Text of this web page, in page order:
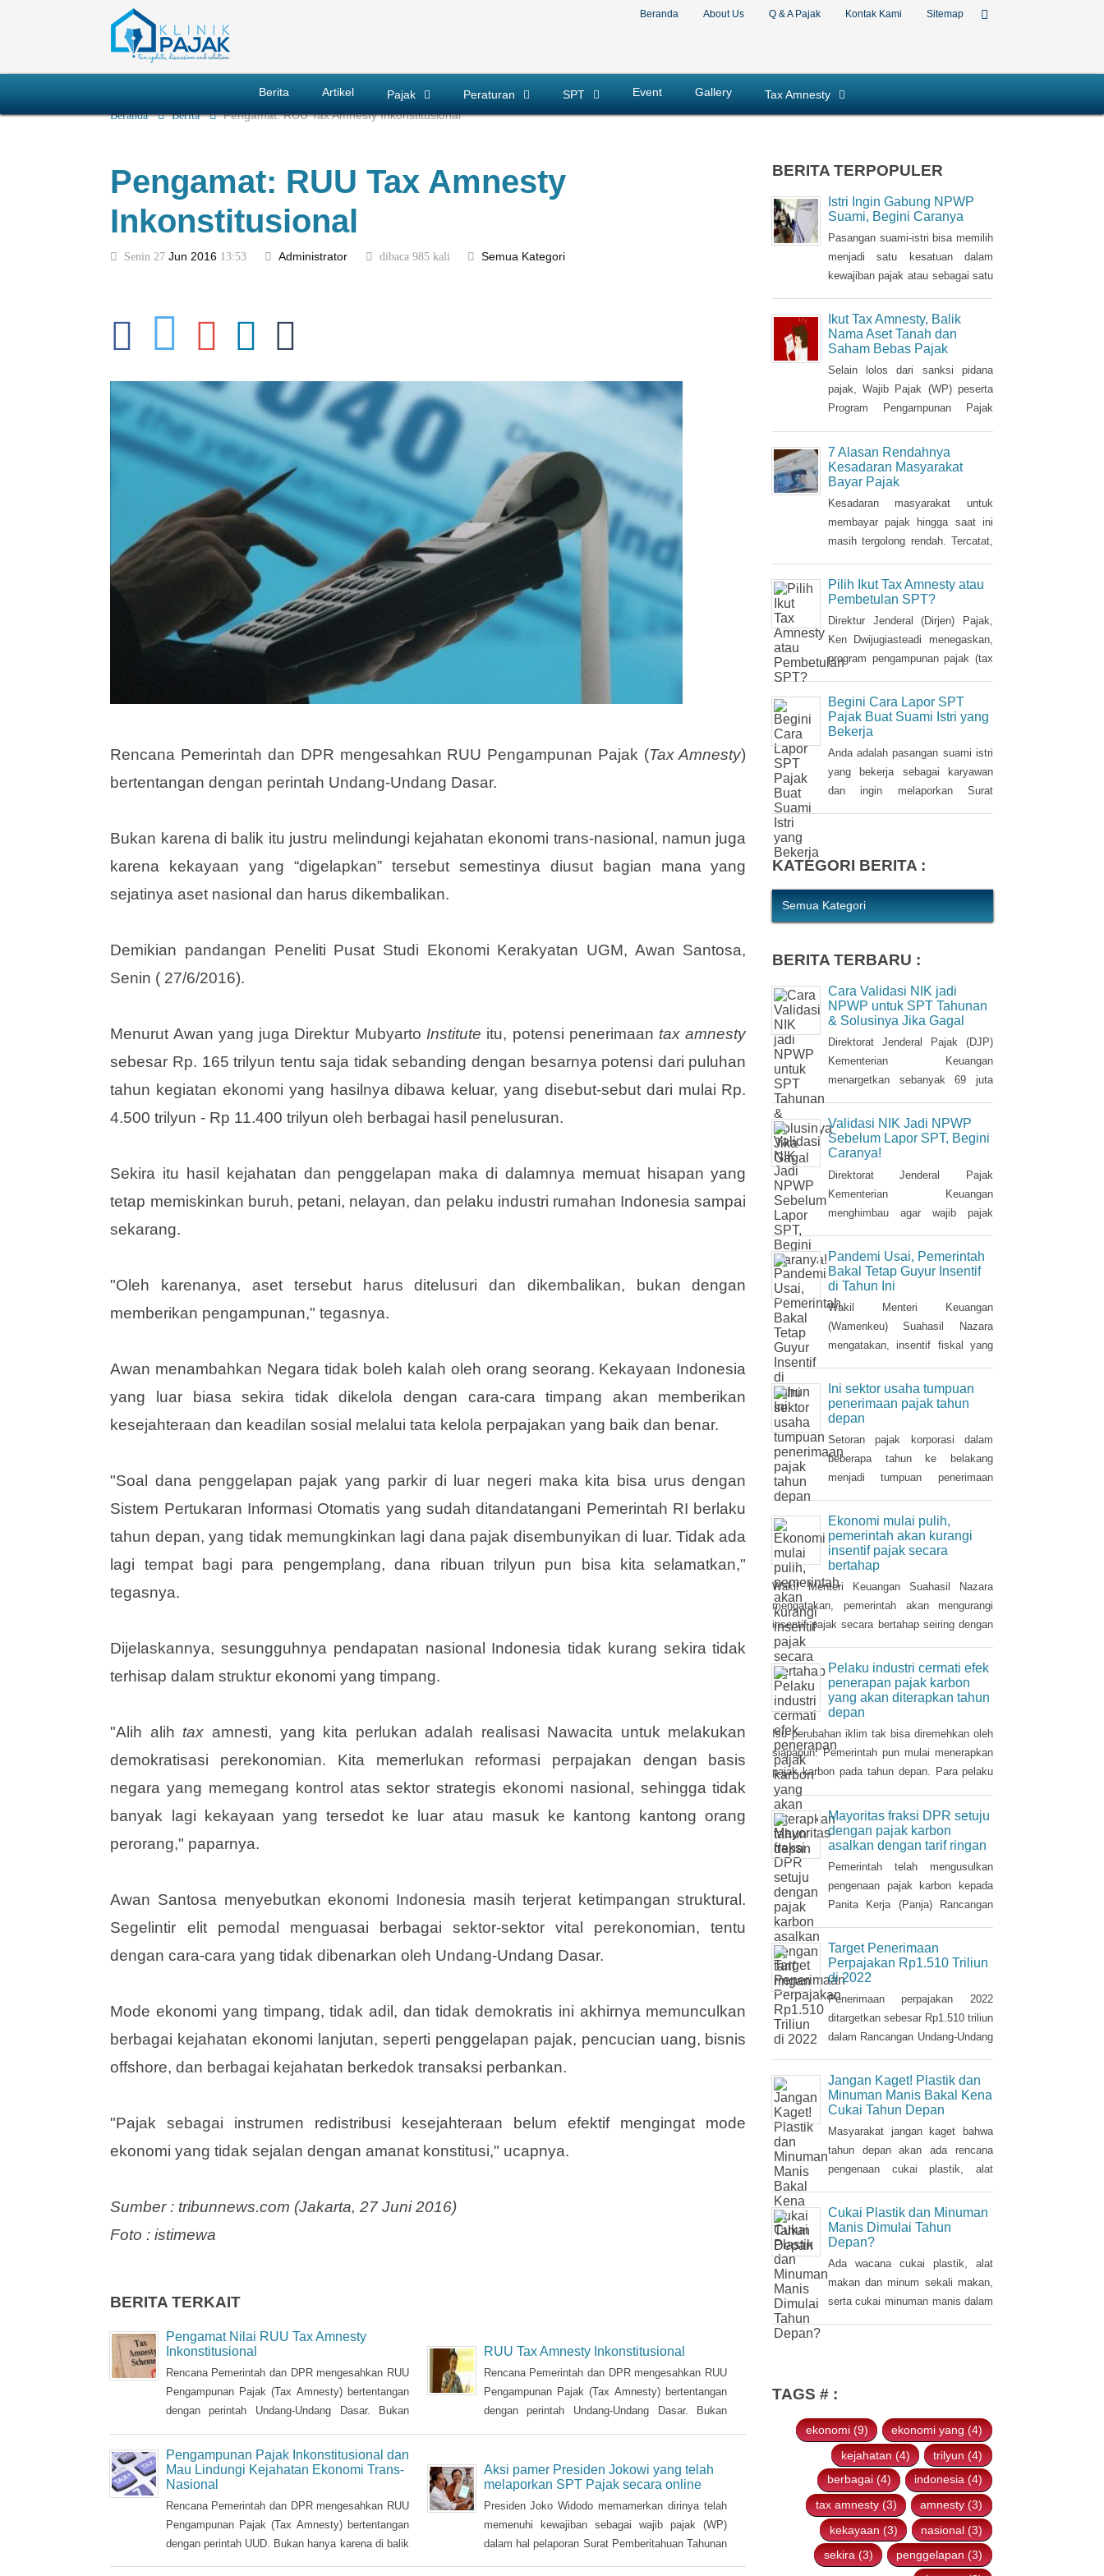
Beranda About Us Q & A Pajak Kontak Kami Sitemap
Berita Artikel Pajak Peraturan SPT Event Gallery Tax Amnesty
Pengamat: RUU Tax Amnesty
Inkonstitusional
bertentangan dengan perintah Undang-Undang Dasar.
Bukan karena di balik itu justru melindungi kejahatan ekonomi trans-nasional, namun juga
sejatinya aset nasional dan harus dikembalikan.
Menurut Awan yang juga Direktur Mubyarto Institute itu, potensi penerimaan
tax amnesty
sebesar Rp. 165 trilyun tentu saja tidak sebanding dengan besarnya potensi dari puluhan
4.500 trilyun - Rp 11.400 trilyun oleh berbagai hasil penelusuran.
Sekira itu hasil kejahatan dan penggelapan maka di dalamnya memuat hisapan yang
sekarang.
memberikan pengampunan," tegasnya.
Awan menambahkan Negara tidak boleh kalah oleh orang seorang. Kekayaan Indonesia
kesejahteraan dan keadilan sosial melalui tata kelola perpajakan yang baik dan benar.
"Soal dana penggelapan pajak yang parkir di luar negeri maka kita bisa urus dengan
Sistem Pertukaran Informasi Otomatis yang sudah ditandatangani Pemerintah RI berlaku
tegasnya.
terhisap dalam struktur ekonomi yang timpang.
amnesti, yang kita perlukan adalah realisasi Nawacita untuk melakukan
demokratisasi perekonomian. Kita memerlukan reformasi perpajakan dengan basis
Awan Santosa menyebutkan ekonomi Indonesia masih terjerat ketimpangan struktural.
dengan cara-cara yang tidak dibenarkan oleh Undang-Undang Dasar.
Mode ekonomi yang timpang, tidak adil, dan tidak demokratis ini akhirnya memunculkan
offshore, dan berbagai kejahatan berkedok transaksi perbankan.
ekonomi yang tidak sejalan dengan amanat konstitusi," ucapnya.
BERITA TERKAIT
Pengamat Nilai RUU Tax Amnesty
Inkonstitusional
Rencana Pemerintah dan DPR mengesahkan RUU
Pengampunan Pajak (Tax Amnesty) bertentangan
dengan perintah Undang-Undang Dasar. Bukan
karena di balik itu justru melindungi kejahatan
kekayaan yang â€œdigelapkanâ€ tersebut
semestinya diusut bagian mana yang sejatinya
aset nasional dan harus dikembalikan.
RUU Tax Amnesty Inkonstitusional
Rencana Pemerintah dan DPR mengesahkan RUU
Pengampunan Pajak (Tax Amnesty) bertentangan
karena di balik itu justru melindungi kejahatan
ekonomi trans-nasional, tetapi juga karena
kekayaan yang "digelapkan" tersebut semestinya
diusut bagian mana yang sejatinya aset nasional
dan harus dikembalikan.
Pengampunan Pajak Inkonstitusional dan
Mau Lindungi Kejahatan Ekonomi Trans-
Nasional
Rencana Pemerintah dan DPR mengesahkan RUU
Pengampunan Pajak (Tax Amnesty) bertentangan
Aksi pamer Presiden Jokowi yang telah
melaporkan SPT Pajak secara online
Presiden Joko Widodo memamerkan dirinya telah
memenuhi kewajiban sebagai wajib pajak (WP)
BERITA TERPOPULER
Istri Ingin Gabung NPWP
Suami, Begini Caranya
Pasangan suami-istri bisa memilih
menjadi satu kesatuan dalam
kewajiban pajak atau sebagai satu
Nomor Pokok Wajib Pajak
(NPWP). Bila sebelumnya istri
sudah memiliki NPWP, maka
harus dihapuskan dan dialihkan ke
suami. Bagaimana caranya?
Ikut Tax Amnesty, Balik
Saham Bebas Pajak
Selain lolos dari sanksi pidana
pajak, Wajib Pajak (WP) peserta
Program Pengampunan Pajak
(Tax Amnesty) akan diberikan
fasilitas pembebasan pajak
penghasilan (PPh) oleh
pemerintah. Insentif ini dapat
diperoleh jika pemohon melakukan
balik nama atas harta berupa
saham dan harta tidak bergerak,
seperti tanah dan bangunan.
7 Alasan Rendahnya
Kesadaran Masyarakat
Bayar Pajak
Kesadaran masyarakat untuk
membayar pajak hingga saat ini
masih tergolong rendah. Tercatat,
hingga saat ini tax ratio Indonesia
hanya mencapai kurang 12
persen, lebih rendah dibandingkan
negara tetangga seperti Singapura
dan Malaysia.
Pilih Ikut Tax Amnesty atau
Pembetulan SPT?
Direktur Jenderal (Dirjen) Pajak,
Ken Dwijugiasteadi menegaskan,
program pengampunan pajak (tax
amnesty) bukan merupakan
kewajiban bagi setiap Wajib Pajak
(WP). WP berhak untuk memilih
pembetulan Surat Pemberitahuan
(SPT) Tahunan Pajak Penghasilan
(PPh) dengan aturan main yang
Begini Cara Lapor SPT
Pajak Buat Suami Istri yang
Bekerja
Anda adalah pasangan suami istri
yang bekerja sebagai karyawan
Pajak Penghasilan (PPh) Orang
Pribadi? Ada cara mudah yang
bisa Anda lakukan. Saat
Kepala Kantor Pelayanan Pajak
(KPP) Pratama Tanah Abang Dua,
Dwi Astuti memberikan
langkahnya. Jika status Anda dan
suami atau istri
KATEGORI BERITA :
BERITA TERBARU :
Cara Validasi NIK jadi
NPWP untuk SPT Tahunan
& Solusinya Jika Gagal
Direktorat Jenderal Pajak (DJP)
Kementerian Keuangan
menargetkan sebanyak 69 juta
Nomor Induk Kependudukan (NIK)
dapat terintegrasi dengan Nomor
Pokok Wajib Pajik (NPWP).
Simak cara validasi NIK jadi
NPWP jelang pelaporan SPT
Tahunan.Hingga 8 Januari 2023,
DJP mencatat baru 53 juta NIK
atau 76,8 persen dari total target
yang baru terintegrasi. Melalui
integrasi, nantinya pelayanan
dapat lebih
Validasi NIK Jadi NPWP
Sebelum Lapor SPT, Begini
Caranya!
Direktorat Jenderal Pajak
Kementerian Keuangan
menghimbau agar wajib pajak
melakukan validasi Nomor Induk
Kependudukan (NIK) sebagai
Nomor Pokok Wajib Pajak
(NPWP) sebelum pelaporan
SPT Tahunan 2022. Hal ini sejalan
dengan sudah mulai
diterapkannya Peraturan Menteri
Keuangan (PMK) Nomor
112/PMK.03/2022. Dalam PMK
yang menjadi aturan turunan
Peraturan Presiden Nomor 83
Tahun 2021 dan
Pandemi Usai, Pemerintah
Bakal Tetap Guyur Insentif
di Tahun Ini
Wakil Menteri Keuangan
(Wamenkeu) Suahasil Nazara
mengatakan, insentif fiskal yang
diberikan tahun 2022 lalu bakal
berlanjut di tahun 2023. Stimulus
fiskal itu di antaranya insentif
pajak penjualan barang mewah
ditanggung pemerintah ( PpnBM
DTP) untuk sektor otomotif
maupun insentif pajak
pertambahan nilai ditanggung
pemerintah (PPN DTP) untuk
sektor properti.
Ini sektor usaha tumpuan
penerimaan pajak tahun
depan
Setoran pajak korporasi dalam
beberapa tahun ke belakang
menjadi tumpuan penerimaan
pajak penghasilan (PPh). Seiring
pemulihan ekonomi, otoritas pajak
mulai mencari sektor usaha yang
Ekonomi mulai pulih,
pemerintah akan kurangi
insentif pajak secara
bertahap
Wakil Menteri Keuangan Suahasil Nazara
mengatakan, pemerintah akan mengurangi
insentif pajak secara bertahap seiring dengan
perbaikan dan pemulihan ekonomi nasional.
Pelaku industri cermati efek
penerapan pajak karbon
yang akan diterapkan tahun
depan
Isu perubahan iklim tak bisa diremehkan oleh
siapapun. Pemerintah pun mulai menerapkan
pajak karbon pada tahun depan. Para pelaku
industri perlu mencermati dampak pengenaan
pajak tersebut.Mayoritas fraksi DPR setuju
asalkan dengan tarif ringan
Pemerintah telah mengusulkan
pengenaan pajak karbon kepada
Panita Kerja (Panja) Rancangan
Undang-Undang tentang
Perubahan Kelima atas Undang-
Undang Nomor 6/1983 tentang
Ketentuan Umum dan Tata Cara
Perpajakan (RUU KUP) Komisi XI
DPR.
Target Penerimaan
Perpajakan Rp1.510 Triliun
di 2022
Penerimaan perpajakan 2022
ditargetkan sebesar Rp1.510 triliun
dalam Rancangan Undang-Undang
tentang Anggaran Pendapatan dan
Belanja Negara (RUU APBN)
2022. Nilai ini naik Rp3,1 triliun
dari penerimaan perpajakan dalam
RAPBN 2022 yang sebelumnya
dibacakan Presiden Jokowi
sebelumnya dalam Pidato
Kenegaraan pada 16 Agustus
2021.
Jangan Kaget! Plastik dan
Minuman Manis Bakal Kena
Cukai Tahun Depan
Masyarakat jangan kaget bahwa
tahun depan akan ada rencana
pengenaan cukai plastik, alat
makan dan minum sekali makan,
serta cukai minuman manis dalam
kemasan pada tahun 2022.
Cukai Plastik dan Minuman
Manis Dimulai Tahun
Depan?
Ada wacana cukai plastik, alat
makan dan minum sekali makan,
oleh Ketua Banggar DPR RI Said
Abdullah saat Rapat Panja
Banggar DPR RI bersama
pemerintah, Kamis 9 September
2021.
TAGS # :
ekonomi (9)
ekonomi yang (4)
kejahatan (4)
trilyun (4)
berbagai (4)
indonesia (4)
tax amnesty (3)
amnesty (3)